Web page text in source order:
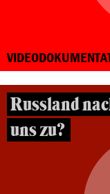
Russland
uns zu?